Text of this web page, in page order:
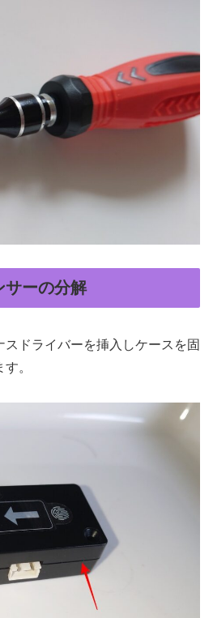
サーの分解
ドライバーを挿入しケースを固
。